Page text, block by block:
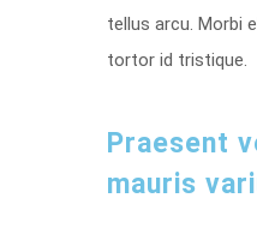
tellus arcu. Morbi
tortor id tristique.
Praesent
mauris